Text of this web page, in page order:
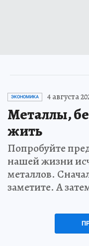
ЭКОНОМИКА 4 августа
Металлы,
жить
Попробуйте
нашей жизни
металлов.
заметите. А